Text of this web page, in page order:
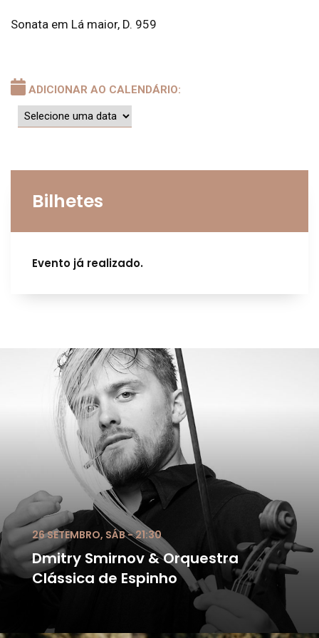
Sonata em Lá maior, D. 959
ADICIONAR AO CALENDÁRIO:
Bilhetes
Evento já realizado.
26 SETEMBRO, SÁB - 21:30
Dmitry Smirnov & Orquestra
Clássica de Espinho